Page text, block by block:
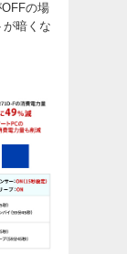
の場
暗くな